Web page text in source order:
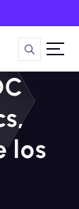
los